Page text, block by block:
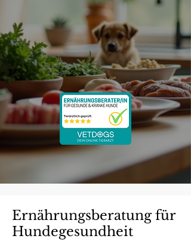
Ernährungsberatung für
Hundegesundheit